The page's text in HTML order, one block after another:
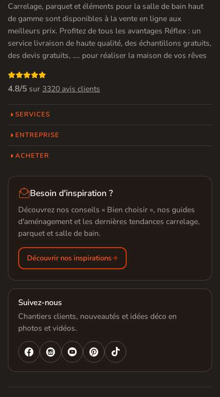
Carrelage, parquet et éléments pour la salle de bain haut
de gamme sont disponibles à la vente en ligne aux
meilleurs prix. Profitez de tous les avantages Réflex : un
service livraison de haute qualité, des échantillons gratuits,
des devis gratuits, …. pour réaliser la maison de vos rêves

4.8/5 sur 3320 avis clients
SERVICES
ENTREPRISE
ACHETER
Besoin d'inspiration ?
Découvrez nos conseils « Bien choisir », nos guides
d'aménagement et les dernières tendances carrelage,
parquet et salle de bain.
Découvrir nos inspirations
Suivez-nous
Chantiers clients, nouveautés et idées déco en
photos et vidéos.
   